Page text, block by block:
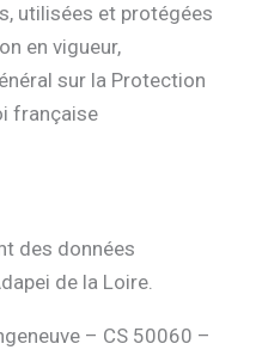
utilisées et protégées
en vigueur,
sur la Protection
française
des données
de la Loire.
– CS 50060 –